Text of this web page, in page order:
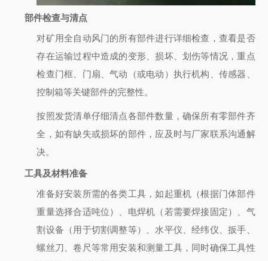
部件检查与清点
对矿用全自动风门的所有部件进行详细检查，查看是否
存在运输过程中造成的变形、损坏、划伤等情况，重点
检查门框、门扇、气动（或电动）执行机构、传感器、
控制箱等关键部件的完整性。
按照发货清单仔细清点各部件数量，确保所有零部件齐
全，如有缺失或损坏的部件，应及时与厂家联系沟通解
决。
工具及材料准备
准备好安装所需的各类工具，如起重机（根据门体部件
重量选择合适吨位）、电焊机（若需要焊接固定）、气
割设备（用于切割调整等）、水平仪、经纬仪、扳手、
螺丝刀、卷尺等常用安装和测量工具，同时确保工具性